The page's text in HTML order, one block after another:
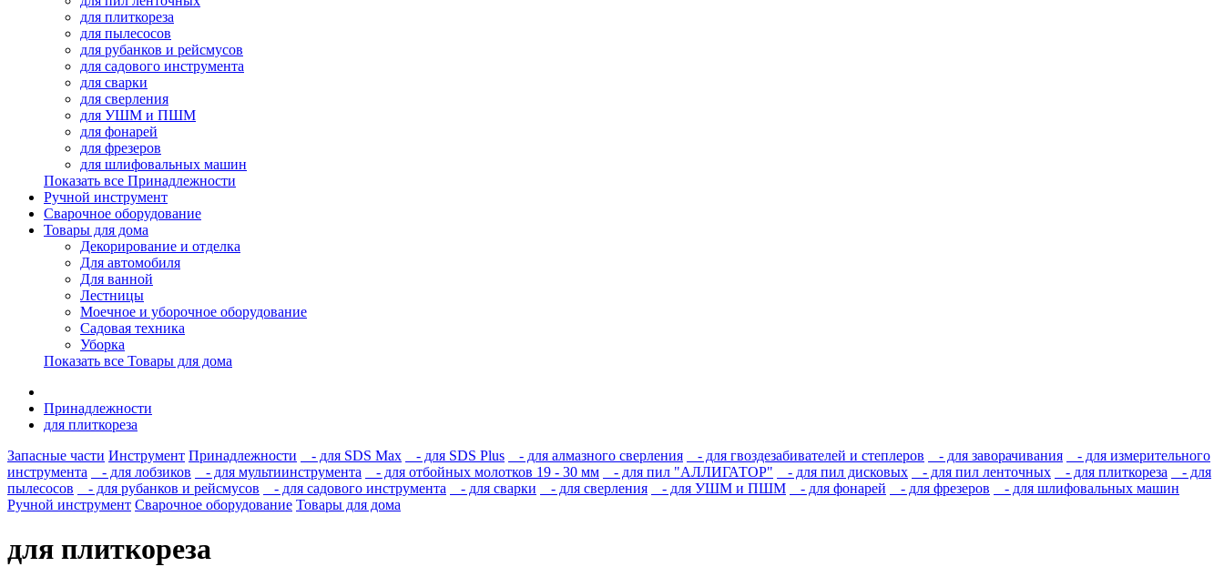
для плиткореза
для пылесосов
для рубанков и рейсмусов
для садового инструмента
для сварки
для сверления
для УШМ и ПШМ
для фонарей
для фрезеров
для шлифовальных машин
Показать все Принадлежности
Ручной инструмент
Сварочное оборудование
Товары для дома
Декорирование и отделка
Для автомобиля
Для ванной
Лестницы
Моечное и уборочное оборудование
Садовая техника
Уборка
Показать все Товары для дома
Принадлежности
для плиткореза
Запасные части Инструмент Принадлежности - для SDS Max - для SDS Plus - для алмазного сверления - для гвоздезабивателей и степлеров - для заворачивания
- для измерительного
инструмента
- для лобзиков - для мультиинструмента - для отбойных молотков 19 - 30 мм - для пил "АЛЛИГАТОР" - для пил дисковых - для пил ленточных - для плиткореза
- для
пылесосов
- для рубанков и рейсмусов - для садового инструмента - для сварки - для сверления - для УШМ и ПШМ - для фонарей - для фрезеров
- для шлифовальных машин
Ручной инструмент Сварочное оборудование Товары для дома
для плиткореза